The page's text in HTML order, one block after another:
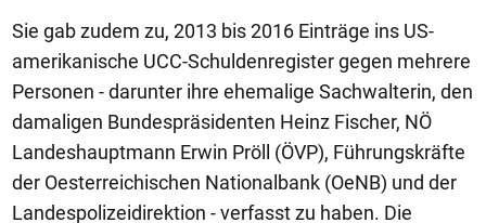
Sie gab zudem zu, 2013 bis 2016 Einträge ins US-
amerikanische UCC-Schuldenregister gegen mehrere
Personen - darunter ihre ehemalige Sachwalterin, den
damaligen Bundespräsidenten Heinz Fischer, NÖ
Landeshauptmann Erwin Pröll (ÖVP), Führungskräfte
der Oesterreichischen Nationalbank (OeNB) und der
Landespolizeidirektion - verfasst zu haben. Die